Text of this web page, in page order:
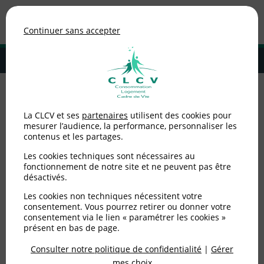
MENU
Adhérer à la CLCV
numérique : enquête en ligne
Droit à l’oubli numérique
: enquête en ligne
Publié le17/06/2013(mis à jour le05/12/2025)
Consommation
Continuer sans accepter
La CLCV et ses partenaires utilisent des cookies pour
mesurer l’audience, la performance, personnaliser les
contenus et les partages.
Les cookies techniques sont nécessaires au
fonctionnement de notre site et ne peuvent pas être
désactivés.
Les cookies non techniques nécessitent votre
consentement. Vous pourrez retirer ou donner votre
consentement via le lien « paramétrer les cookies »
présent en bas de page.
Consulter notre politique de confidentialité | Gérer